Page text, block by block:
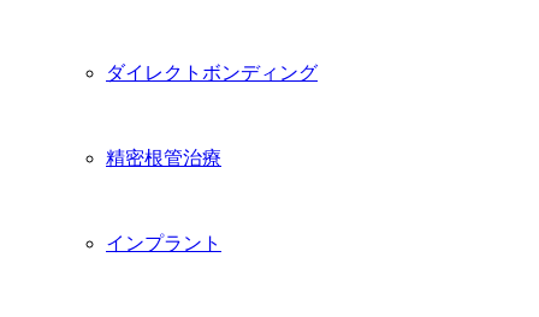
ダイレクトボンディング
精密根管治療
インプラント